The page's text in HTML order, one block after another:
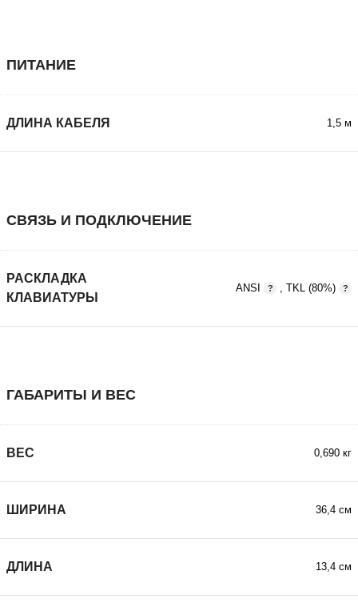
ПИТАНИЕ
ДЛИНА КАБЕЛЯ 1,5 м
СВЯЗЬ И ПОДКЛЮЧЕНИЕ
РАСКЛАДКА
КЛАВИАТУРЫ
ANSI ,TKL (80%)
ГАБАРИТЫ И ВЕС
ВЕС 0,690 кг
ШИРИНА 36,4 см
ДЛИНА 13,4 см